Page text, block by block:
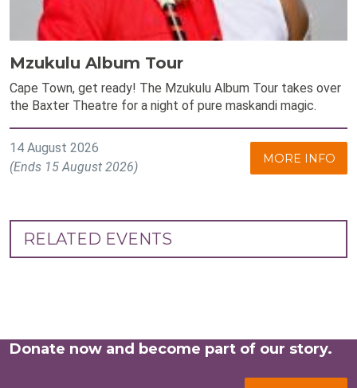
Mzukulu Album Tour
Cape Town, get ready! The Mzukulu Album Tour takes over
the Baxter Theatre for a night of pure maskandi magic.
14 August 2026
(Ends 15 August 2026)
MORE INFO
RELATED EVENTS
Donate now and become part of our story.